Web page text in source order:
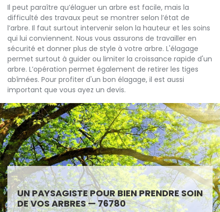
Il peut paraître qu’élaguer un arbre est facile, mais la
difficulté des travaux peut se montrer selon l’état de
l’arbre. Il faut surtout intervenir selon la hauteur et les soins
qui lui conviennent. Nous vous assurons de travailler en
sécurité et donner plus de style à votre arbre. L'élagage
permet surtout à guider ou limiter la croissance rapide d'un
arbre. L’opération permet également de retirer les tiges
abîmées. Pour profiter d'un bon élagage, il est aussi
important que vous ayez un devis.
UN PAYSAGISTE POUR BIEN PRENDRE SOIN
DE VOS ARBRES — 76780